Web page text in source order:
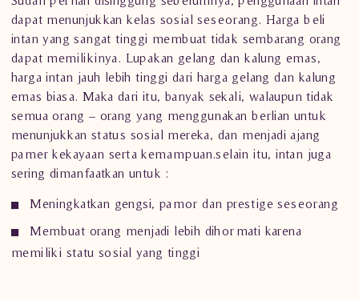
dapat menunjukkan kelas sosial seseorang. Harga beli
intan yang sangat tinggi membuat tidak sembarang orang
dapat memilikinya. Lupakan gelang dan kalung emas,
harga intan jauh lebih tinggi dari harga gelang dan kalung
emas biasa. Maka dari itu, banyak sekali, walaupun tidak
semua orang – orang yang menggunakan berlian untuk
menunjukkan status sosial mereka, dan menjadi ajang
pamer kekayaan serta kemampuan.selain itu, intan juga
sering dimanfaatkan untuk :
Meningkatkan gengsi, pamor dan prestige seseorang
Membuat orang menjadi lebih dihormati karena
memiliki statu sosial yang tinggi